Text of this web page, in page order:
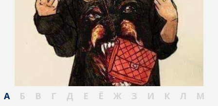
А Б В Г Д Е Ё Ж З И К Л
М